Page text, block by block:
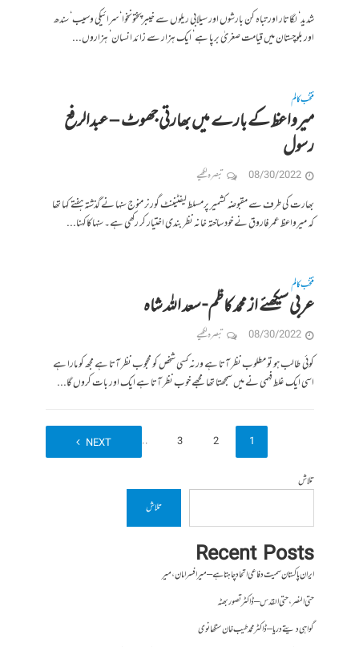
شدید‘ لگاتار اور تباہ کن بارشوں اور سیلابی ریلوں سے خیبرپختونخوا‘ سرائیکی وسیب‘ سندھ
اور بلوچستان میں قیامت صغریٰ برپا ہے‘ ایک ہزار سے زائد انسان‘ ہزاروں...
منتخب کالم
میرواعظ کے بارے میں بھارتی جھوٹ – عبدالرفع
رسول
08/30/2022 تبصرہ لکھیے
بھارت کی طرف سے مقبوضہ کشمیر پرمسلط لیفٹیننٹ گورنر منوج سنہا نے گذشتہ ہفتے کہا تھا
کہ میرواعظ عمرفاروق نے خود ساختہ خانہ نظر بندی اختیار کر رکھی ہے۔ سنہاکاکہنا...
منتخب کالم
عربی سیکھئے از محمد کاظم- سعد الله شاہ
08/30/2022 تبصرہ لکھیے
کوئی طالب ہو تو مطلوب نظر آتا ہے ورنہ کسی شخص کو محجوب نظر آتا ہے مجھ کو مارا ہے
اسی ایک غلط فہمی نے میں سمجھتا تھا مجھے خوب نظر آتا ہے ایک اور بات کروں گا...
1
2
3
…
38
NEXT
تلاش
تلاش
Recent Posts
ایران پاکستان سمیت دفاعی اتحاد چاہتا ہے – میر افسر امان،میر
حتی النصر ، حتی القدس – ڈاکٹر تصور بھٹہ
گواہی دیتے دریا – ڈاکٹر محمد طیب خان سنگھانوی